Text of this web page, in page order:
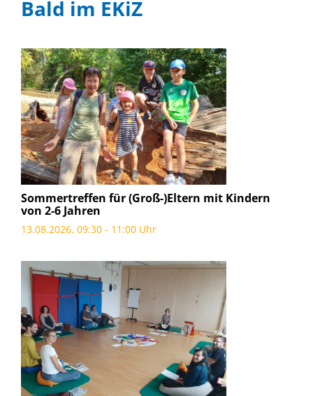
Bald im EKiZ
Sommertreffen für (Groß-)Eltern mit Kindern
von 2-6 Jahren
13.08.2026, 09:30 - 11:00 Uhr